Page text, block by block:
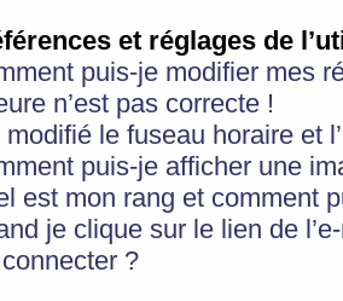
et réglages de
puis-je modifier mes
n’est pas correcte !
modifié le fuseau horaire et
puis-je afficher une
est mon rang et comment
je clique sur le lien de
?